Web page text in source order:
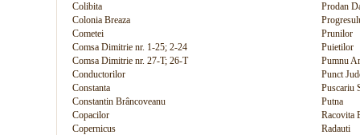
Colibita
Prodan
Colonia Breaza
Cometei
Prunilor
Comsa Dimitrie nr. 1-25; 2-24
Puietilor
Comsa Dimitrie nr. 27-T; 26-T
Pumnu
Conductorilor
Punct
Constanta
Puscariu
Constantin Brâncoveanu
Putna
Copacilor
Racovita
Copernicus
Radauti